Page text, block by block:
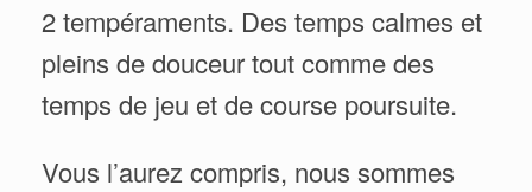
2 tempéraments. Des temps calmes et
pleins de douceur tout comme des
temps de jeu et de course poursuite.
Vous l’aurez compris, nous sommes